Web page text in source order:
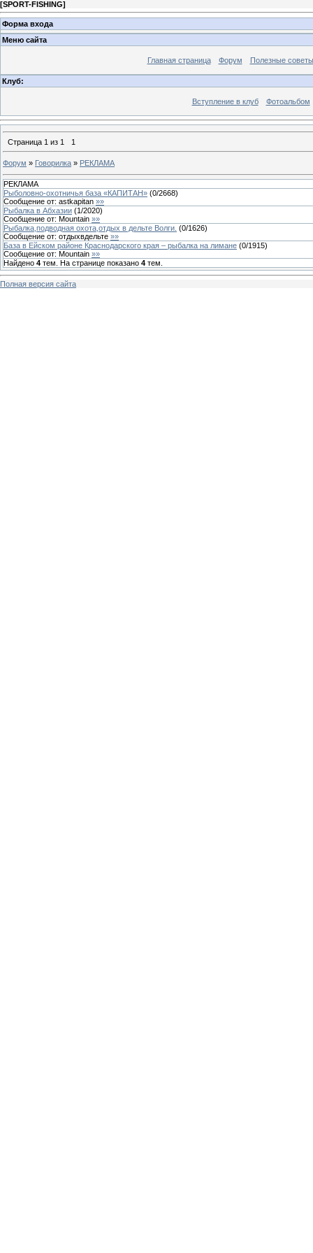
[SPORT-FISHING]
Форма входа
Меню сайта
Главная страница Форум Полезные советы
Клуб:
Вступление в клуб Фотоальбом
Страница 1 из 1 1
Форум » Говорилка » РЕКЛАМА
РЕКЛАМА
Рыболовно-охотничья база «КАПИТАН» (0/2668)
Сообщение от: astkapitan »»
Рыбалка в Абхазии (1 /2020)
Сообщение от: Mountain »»
Рыбалка,подводная охота,отдых в дельте Волги. (0/1626)
Сообщение от: отдыхвдельте »»
База в Ейском районе Краснодарского края – рыбалка на лимане (0/1915)
Сообщение от: Mountain »»
Найдено 4 тем. На странице показано 4 тем.
Полная версия сайта